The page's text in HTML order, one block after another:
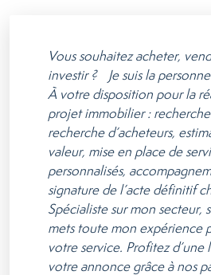
Vous souhaitez acheter,
investir ? Je suis la
À votre disposition pour la
projet immobilier :
recherche d’acheteurs,
valeur, mise en place de
personnalisés,
signature de l’acte définitif
Spécialiste sur mon secteur,
mets toute mon expérience
votre service. Profitez d’une
votre annonce grâce à nos